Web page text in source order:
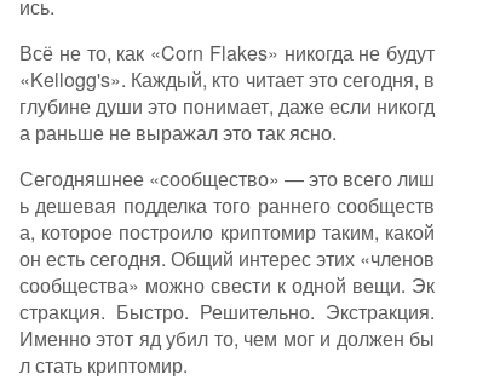
ись.
Всё не то, как «Corn Flakes» никогда не будут
«Kellogg's». Каждый, кто читает это сегодня, в
глубине души это понимает, даже если никогд
а раньше не выражал это так ясно.
Сегодняшнее «сообщество» — это всего лиш
ь дешевая подделка того раннего сообществ
а, которое построило криптомир таким, какой
он есть сегодня. Общий интерес этих «членов
сообщества» можно свести к одной вещи. Эк
стракция. Быстро. Решительно. Экстракция.
Именно этот яд убил то, чем мог и должен бы
л стать криптомир.